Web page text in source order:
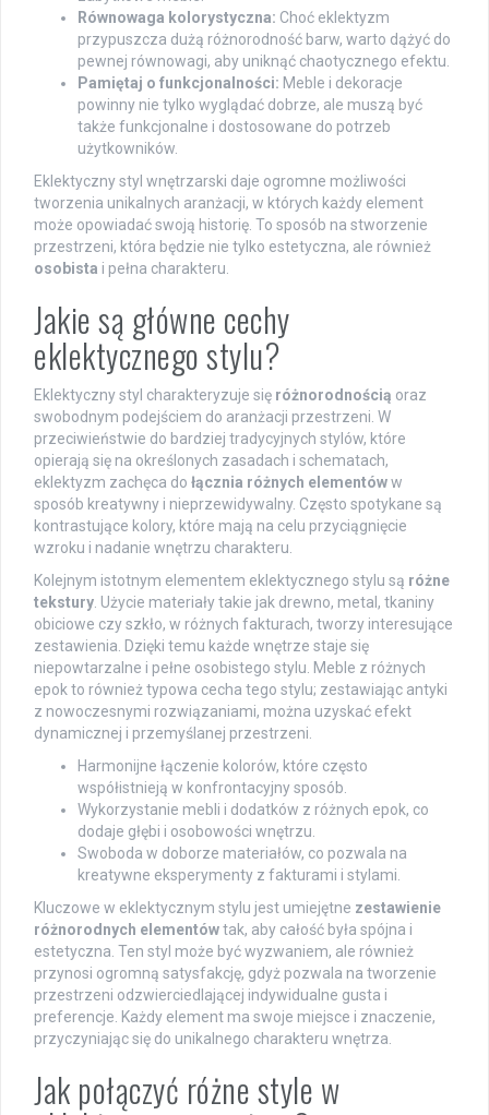
Równowaga kolorystyczna: Choć eklektyzm
przypuszcza dużą różnorodność barw, warto dążyć do
pewnej równowagi, aby uniknąć chaotycznego efektu.
Pamiętaj o funkcjonalności: Meble i dekoracje
powinny nie tylko wyglądać dobrze, ale muszą być
także funkcjonalne i dostosowane do potrzeb
użytkowników.
Eklektyczny styl wnętrzarski daje ogromne możliwości
tworzenia unikalnych aranżacji, w których każdy element
może opowiadać swoją historię. To sposób na stworzenie
przestrzeni, która będzie nie tylko estetyczna, ale również
osobista i pełna charakteru.
Jakie są główne cechy
eklektycznego stylu?
Eklektyczny styl charakteryzuje się różnorodnością oraz
swobodnym podejściem do aranżacji przestrzeni. W
przeciwieństwie do bardziej tradycyjnych stylów, które
opierają się na określonych zasadach i schematach,
eklektyzm zachęca do łącznia różnych elementóww
sposób kreatywny i nieprzewidywalny. Często spotykane są
kontrastujące kolory, które mają na celu przyciągnięcie
wzroku i nadanie wnętrzu charakteru.
Kolejnym istotnym elementem eklektycznego stylu są różne
tekstury . Użycie materiały takie jak drewno, metal, tkaniny
obiciowe czy szkło, w różnych fakturach, tworzy interesujące
zestawienia. Dzięki temu każde wnętrze staje się
niepowtarzalne i pełne osobistego stylu. Meble z różnych
epok to również typowa cecha tego stylu; zestawiając antyki
z nowoczesnymi rozwiązaniami, można uzyskać efekt
dynamicznej i przemyślanej przestrzeni.
Harmonijne łączenie kolorów, które często
współistnieją w konfrontacyjny sposób.
Wykorzystanie mebli i dodatków z różnych epok, co
dodaje głębi i osobowości wnętrzu.
Swoboda w doborze materiałów, co pozwala na
kreatywne eksperymenty z fakturami i stylami.
Kluczowe w eklektycznym stylu jest umiejętne zestawienie
różnorodnych elementówtak, aby całość była spójna i
estetyczna. Ten styl może być wyzwaniem, ale również
przynosi ogromną satysfakcję, gdyż pozwala na tworzenie
przestrzeni odzwierciedlającej indywidualne gusta i
preferencje. Każdy element ma swoje miejsce i znaczenie,
przyczyniając się do unikalnego charakteru wnętrza.
Jak połączyć różne style w